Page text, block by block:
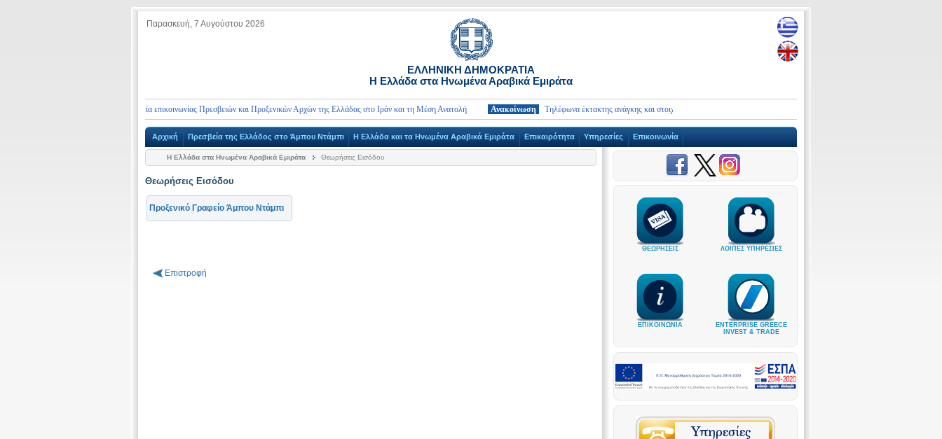
Παρασκευή, 7 Αυγούστου 2026
ΕΛΛΗΝΙΚΗ ΔΗΜΟΚΡΑΤΙΑ
Η Ελλάδα στα Ηνωμένα Αραβικά Εμιράτα
έκτακτης ανάγκης και στοιχεία επικοινωνίας Πρεσβειών και Προξενικών Αρχών της Ελλάδας στο Ιράν και τη Μέση Ανατολή Ανακοίνωση Τηλέφωνα έκτακτης ανάγκης και στοιχεία επικοινωνίας Πρεσβειών και Προξενικών Αρχών της Ελλάδας στο Ιράν και τη
Αρχική Πρεσβεία της Ελλάδος στο Άμπου Ντάμπι Η Ελλάδα και τα Ηνωμένα Αραβικά Εμιράτα Επικαιρότητα Υπηρεσίες Επικοινωνία
Η Ελλάδα στα Ηνωμένα Αραβικά Εμιράτα Θεωρήσεις Εισόδου
Θεωρήσεις Εισόδου
Προξενικό Γραφείο Άμπου Ντάμπι
Επιστροφή
ΘΕΩΡΗΣΕΙΣ ΛΟΙΠΕΣ ΥΠΗΡΕΣΙΕΣ
ΕΠΙΚΟΙΝΩΝΙΑ
ENTERPRISE GREECE
INVEST & TRADE